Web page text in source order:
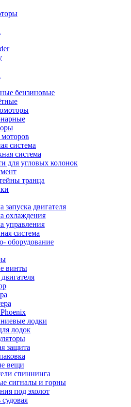
бензиновые
моторов
система
система
для угловых колонок
транца
запуска двигателя
охлаждения
управления
система
оборудование
винты
лодки
лодок
защита
вещи
спиннинга
сигналы и горны
под эхолот